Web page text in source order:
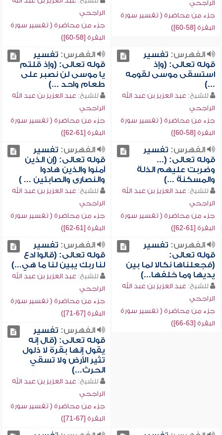
الراجحي
جزء من محاضرة ( تفسير سورة
البقرة [58-60])
الراجحي
جزء من محاضرة ( تفسير سورة
البقرة [58-60])
الفهرس: تفسير
قوله تعالى: (وإذ
استسقى موسى لقومه
...)
للشيخ: عبد العزيز بن عبد الله
الراجحي
جزء من محاضرة ( تفسير سورة
البقرة [58-60])
الفهرس: تفسير
قوله تعالى: (وإذ قلتم
يا موسى لن نصبر على
طعام واحد ...)
للشيخ: عبد العزيز بن عبد الله
الراجحي
جزء من محاضرة ( تفسير سورة
البقرة [61-62])
الفهرس: تفسير
قوله تعالى: (...
وضربت عليهم الذلة
والمسكنة ...)
للشيخ: عبد العزيز بن عبد الله
الراجحي
جزء من محاضرة ( تفسير سورة
البقرة [61-62])
الفهرس: تفسير
قوله تعالى: (إن الذين
آمنوا والذين هادوا
والنصارى والصابئين ... )
للشيخ: عبد العزيز بن عبد الله
الراجحي
جزء من محاضرة ( تفسير سورة
البقرة [61-62])
الفهرس: تفسير
قوله تعالى:
(فجعلناها نكالا لما بين
يديها وما خلفها...)
للشيخ: عبد العزيز بن عبد الله
الراجحي
جزء من محاضرة ( تفسير سورة
البقرة [63-66])
الفهرس: تفسير
قوله تعالى: (قالوا ادع
لنا ربك يبين لنا ما هي...)
للشيخ: عبد العزيز بن عبد الله
الراجحي
جزء من محاضرة ( تفسير سورة
البقرة [67-71])
الفهرس: تفسير
قوله تعالى: (قال إنه
يقول إنها بقرة لا ذلول
تثير الأرض ولا تسقي
الحرث...)
للشيخ: عبد العزيز بن عبد الله
الراجحي
جزء من محاضرة ( تفسير سورة
البقرة [67-71])